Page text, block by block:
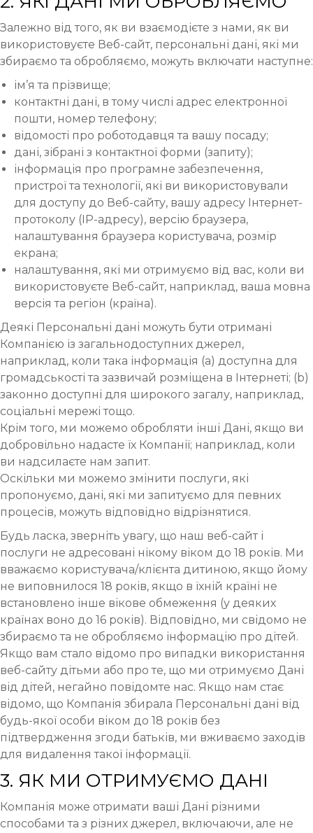
Залежно від того, як ви взаємодієте з нами, як ви
використовуєте Веб-сайт, персональні дані, які ми
збираємо та обробляємо, можуть включати наступне:
ім’я та прізвище;
контактні дані, в тому числі адрес електронної
пошти, номер телефону;
відомості про роботодавця та вашу посаду;
дані, зібрані з контактної форми (запиту);
інформація про програмне забезпечення,
пристрої та технології, які ви використовували
для доступу до Веб-сайту, вашу адресу Інтернет-
протоколу (IP-адресу), версію браузера,
налаштування браузера користувача, розмір
екрана;
налаштування, які ми отримуємо від вас, коли ви
використовуєте Веб-сайт, наприклад, ваша мовна
версія та регіон (країна).
Деякі Персональні дані можуть бути отримані
Компанією із загальнодоступних джерел,
наприклад, коли така інформація (а) доступна для
громадськості та зазвичай розміщена в Інтернеті; (b)
законно доступні для широкого загалу, наприклад,
соціальні мережі тощо.
Крім того, ми можемо обробляти інші Дані, якщо ви
добровільно надасте їх Компанії; наприклад, коли
ви надсилаєте нам запит.
Оскільки ми можемо змінити послуги, які
пропонуємо, дані, які ми запитуємо для певних
процесів, можуть відповідно відрізнятися.
Будь ласка, зверніть увагу, що наш веб-сайт і
послуги не адресовані нікому віком до 18 років. Ми
вважаємо користувача/клієнта дитиною, якщо йому
не виповнилося 18 років, якщо в їхній країні не
встановлено інше вікове обмеження (у деяких
країнах воно до 16 років). Відповідно, ми свідомо не
збираємо та не обробляємо інформацію про дітей.
Якщо вам стало відомо про випадки використання
веб-сайту дітьми або про те, що ми отримуємо Дані
від дітей, негайно повідомте нас. Якщо нам стає
відомо, що Компанія збирала Персональні дані від
будь-якої особи віком до 18 років без
підтвердження згоди батьків, ми вживаємо заходів
для видалення такої інформації.
3. ЯК МИ ОТРИМУЄМО ДАНІ
Компанія може отримати ваші Дані різними
способами та з різних джерел, включаючи, але не